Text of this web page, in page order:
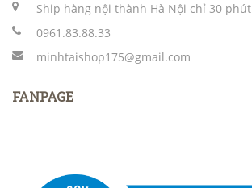
Ship hàng nội thành Hà Nội chỉ 30 phút
0961.83.88.33
minhtaishop175@gmail.com
FANPAGE